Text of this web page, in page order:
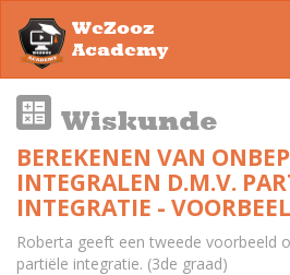
WeZooz
Academy
Wiskunde
BEREKENEN VAN
INTEGRALEN D.M.V.
INTEGRATIE -
Roberta geeft een tweede voorbeeld
partiële integratie. (3de graad)